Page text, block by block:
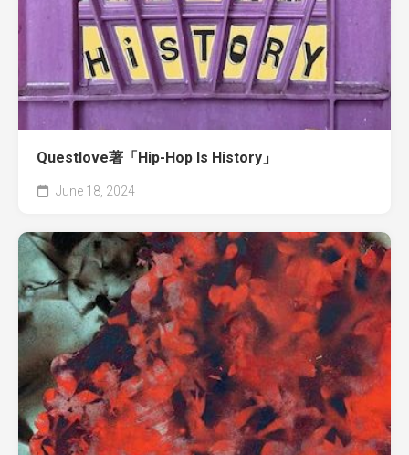
Questlove著「Hip-Hop Is History」
June 18, 2024